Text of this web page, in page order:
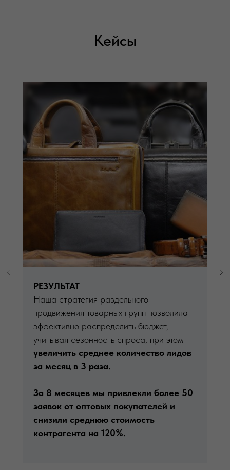
Кейсы
РЕЗУЛЬТАТ
Наша стратегия раздельного
продвижения товарных групп позволила
эффективно распределить бюджет,
учитывая сезонность спроса, при этом
увеличить среднее количество лидов
за месяц в 3 раза.
За 8 месяцев мы привлекли более 50
заявок от оптовых покупателей и
снизили среднюю стоимость
контрагента на 120%.